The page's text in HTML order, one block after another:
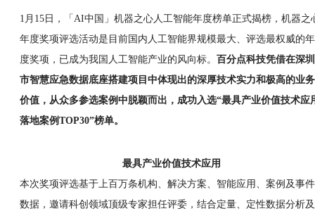
1月15日，「AI中国」机器之心人工智能年度榜单正式揭榜，机器之
年度奖项评选活动是目前国内人工智能界规模最大、评选最权威的年
度奖项，已成为我国人工智能产业的风向标。 百分点科技凭借在深圳
市智慧应急数据底座搭建项目中体现出的深厚技术实力和极高的业务
价值，从众多参选案例中脱颖而出，成功入选“最具产业价值技术应
落地案例TOP30”榜单。
最具产业价值技术应用
本次奖项评选基于上百万条机构、解决方案、智能应用、案例及事件
数据，邀请科创领域顶级专家担任评委，结合定量、定性数据分析及